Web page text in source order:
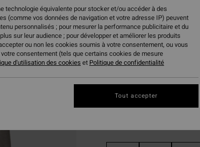
ECO-BONUS
55,95 €
40%
33,57 €
BONS PLANS
technologie équivalente pour stocker et/ou accéder à des
(comme vos données de navigation et votre adresse IP) peuvent
personnalisés ; pour mesurer la performance publicitaire et du
sur leur audience ; pour développer et améliorer les produits
ou non les cookies soumis à votre consentement, ou vous
consentement (tels que certains cookies de mesure
d'utilisation des cookies et Politique de confidentialité
Tout accepter